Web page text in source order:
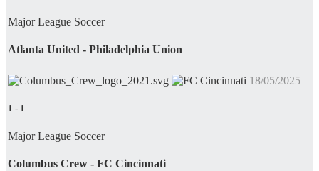
Major League Soccer
Atlanta United - Philadelphia Union
18/05/2025
1 - 1
Major League Soccer
Columbus Crew - FC Cincinnati